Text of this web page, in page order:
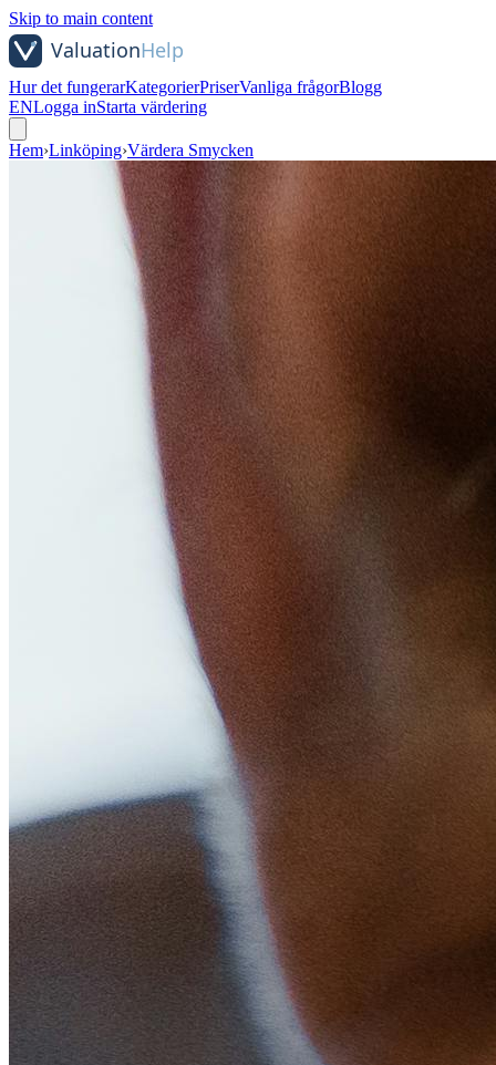
Skip to main content
Hur det fungerarKategorierPriserVanliga frågorBlogg
ENLogga inStarta värdering
Hem›Linköping›Värdera Smycken